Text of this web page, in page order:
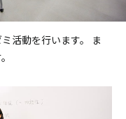
活動を行います。
ま